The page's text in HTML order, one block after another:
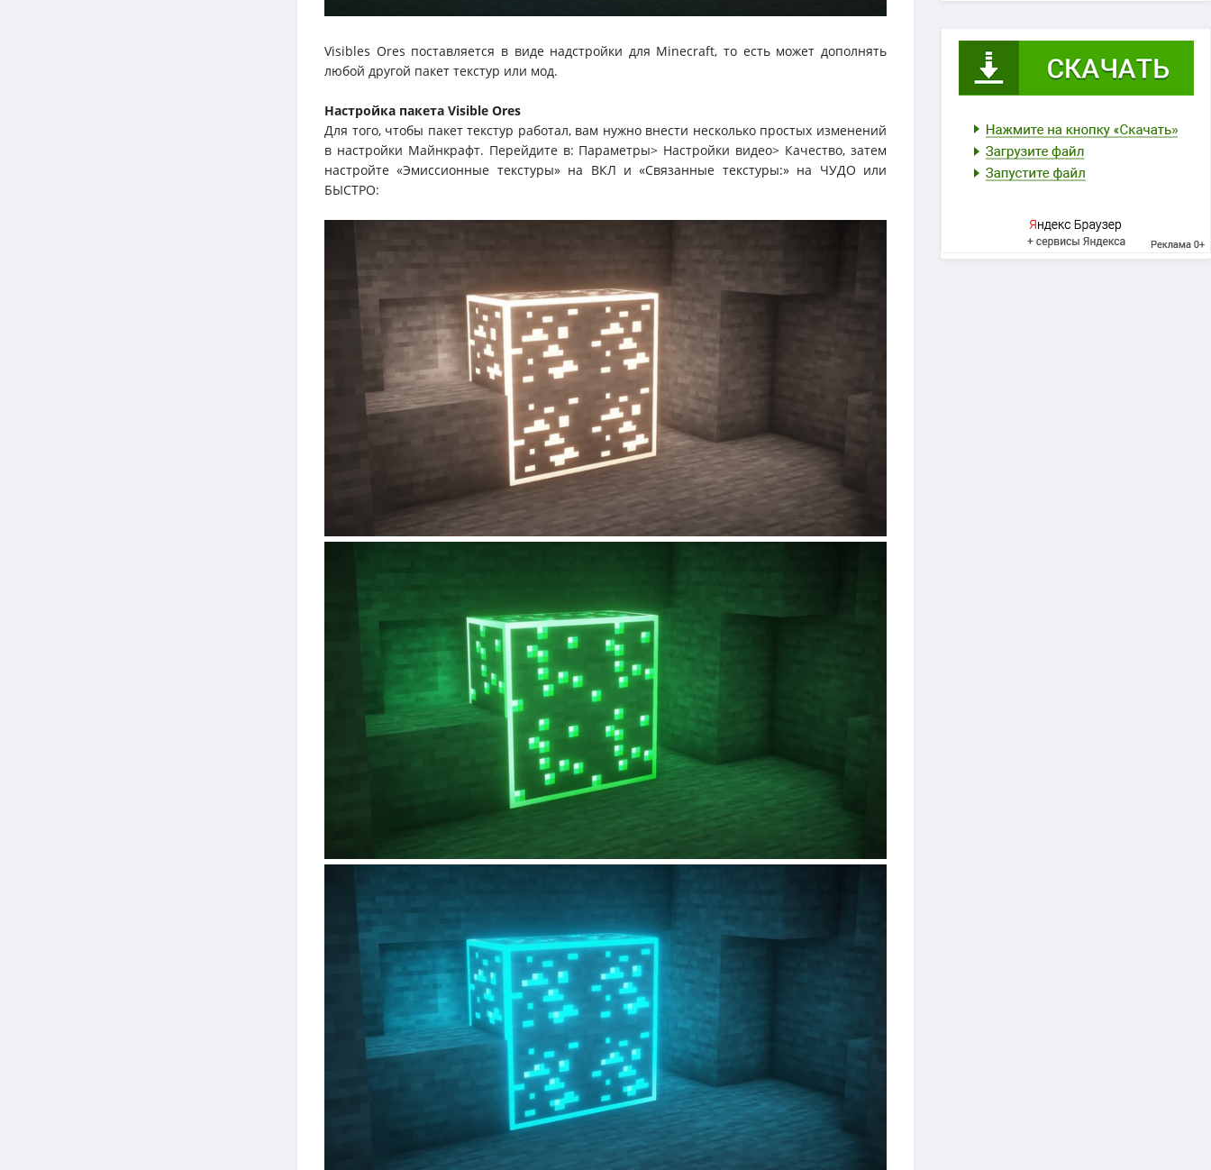
Visibles Ores поставляется в виде надстройки для Minecraft, то есть может дополнять
любой другой пакет текстур или мод.
Настройка пакета Visible Ores
Для того, чтобы пакет текстур работал, вам нужно внести несколько простых изменений
в настройки Майнкрафт. Перейдите в: Параметры> Настройки видео> Качество, затем
настройте «Эмиссионные текстуры» на ВКЛ и «Связанные текстуры:» на ЧУДО или
БЫСТРО: